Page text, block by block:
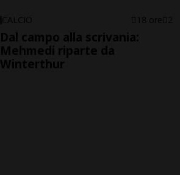
CALCIO 18 ore 2
Dal campo alla scrivania:
Mehmedi riparte da
Winterthur